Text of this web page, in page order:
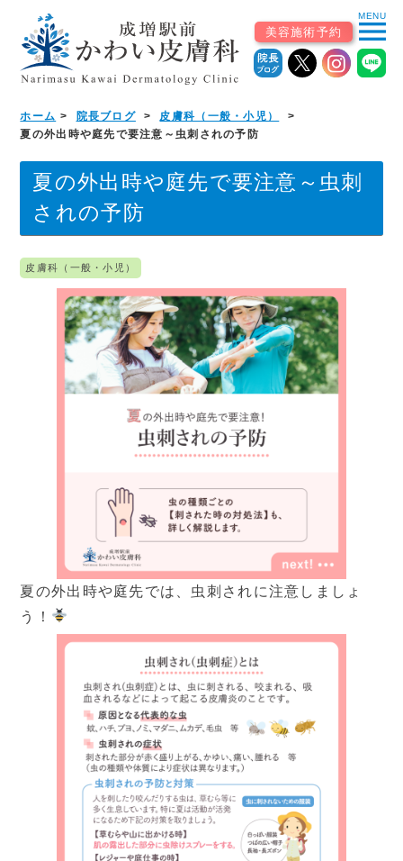
MENU
menu
美容施術予約
ホーム 院長ブログ
皮膚科（一般・小児）
夏の外出時や庭先で要注意～虫刺されの予防
夏の外出時や庭先で要注意～虫刺
されの予防
皮膚科（一般・小児）
夏の外出時や庭先では、虫刺されに注意しましょ
う！
ホーム
初めての患者様へ
診療案内
診療科から探す
皮膚科（一般・小児） 美容皮膚科・自由診療
皮膚外科・形成外科 アレルギー科
治療方法から探す
保険診療 自由診療
医師紹介
院長ブログ
クリニック紹介
当院の特徴 院内写真
設備と検査 よくあるご質問